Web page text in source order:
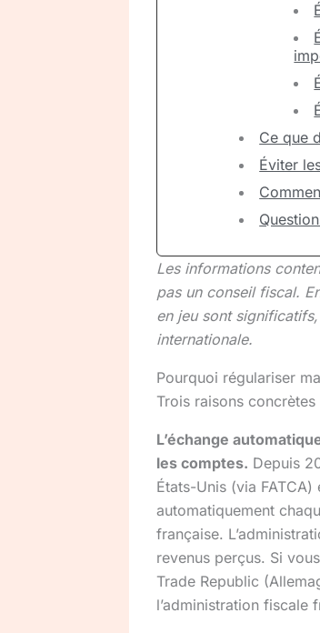
Ce que
Éviter
Les informations
pas un conseil fiscal.
en jeu sont
internationale.
Pourquoi régulariser
Trois raisons
L’échange
les comptes. Depuis
États-Unis (via
automatiquement
française.
revenus perçus. Si
Trade Republic
l’administration fiscale